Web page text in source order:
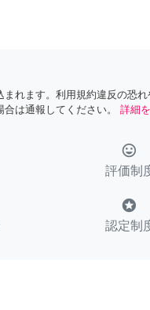
れます。利用規約違反の恐れ
は通報してください。
詳細
tag_faces
評価制
stars
認定制